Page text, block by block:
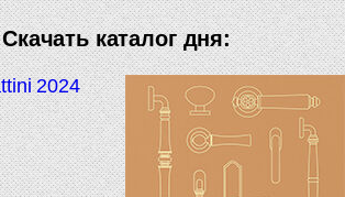
Скачать каталог дня:
2024